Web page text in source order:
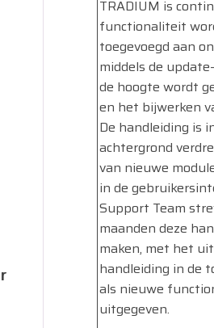
TRADIUM is
functionaliteit
toegevoegd aan
middels de
de hoogte wordt
en het bijwerken
De handleiding is
achtergrond
van nieuwe
in de
Support Team
maanden deze
maken, met het
handleiding in de
als nieuwe
uitgegeven.